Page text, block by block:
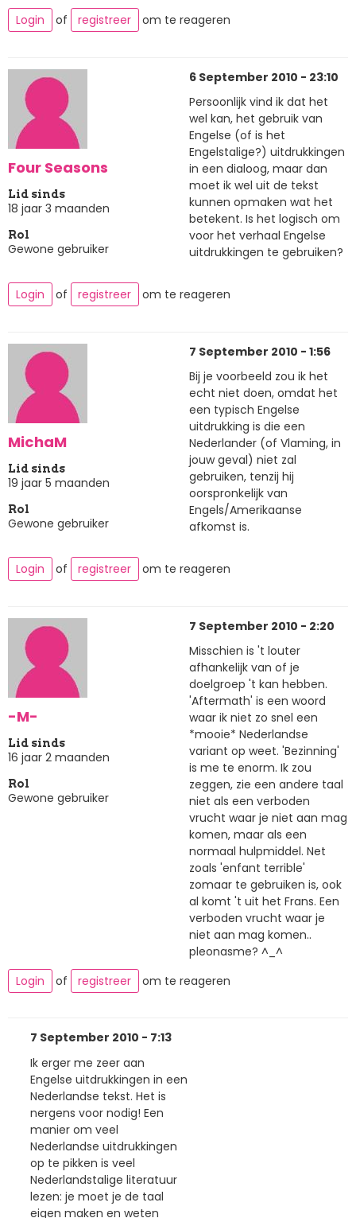
Login
of registreer om te reageren
Four Seasons
Lid sinds
18 jaar 3 maanden
Rol
Gewone gebruiker
6 September 2010 - 23:10
Persoonlijk vind ik dat het
wel kan, het gebruik van
Engelse (of is het
Engelstalige?) uitdrukkingen
in een dialoog, maar dan
moet ik wel uit de tekst
kunnen opmaken wat het
betekent. Is het logisch om
voor het verhaal Engelse
uitdrukkingen te gebruiken?
Login of registreer om te reageren
MichaM
Lid sinds
19 jaar 5 maanden
Rol
Gewone gebruiker
7 September 2010 - 1:56
Bij je voorbeeld zou ik het
echt niet doen, omdat het
een typisch Engelse
uitdrukking is die een
Nederlander (of Vlaming, in
jouw geval) niet zal
gebruiken, tenzij hij
oorspronkelijk van
Engels/Amerikaanse
afkomst is.
Login of registreer om te reageren
-M-
Lid sinds
16 jaar 2 maanden
Rol
Gewone gebruiker
7 September 2010 - 2:20
Misschien is 't louter
afhankelijk van of je
doelgroep 't kan hebben.
'Aftermath' is een woord
waar ik niet zo snel een
*mooie* Nederlandse
variant op weet. 'Bezinning'
is me te enorm. Ik zou
zeggen, zie een andere taal
niet als een verboden
vrucht waar je niet aan mag
komen, maar als een
normaal hulpmiddel. Net
zoals 'enfant terrible'
zomaar te gebruiken is, ook
al komt 't uit het Frans. Een
verboden vrucht waar je
niet aan mag komen..
pleonasme? ^_^
Login
of registreer om te reageren
7 September 2010 - 7:13
Ik erger me zeer aan
Engelse uitdrukkingen in een
Nederlandse tekst. Het is
nergens voor nodig! Een
manier om veel
Nederlandse uitdrukkingen
op te pikken is veel
Nederlandstalige literatuur
lezen: je moet je de taal
eigen maken en weten